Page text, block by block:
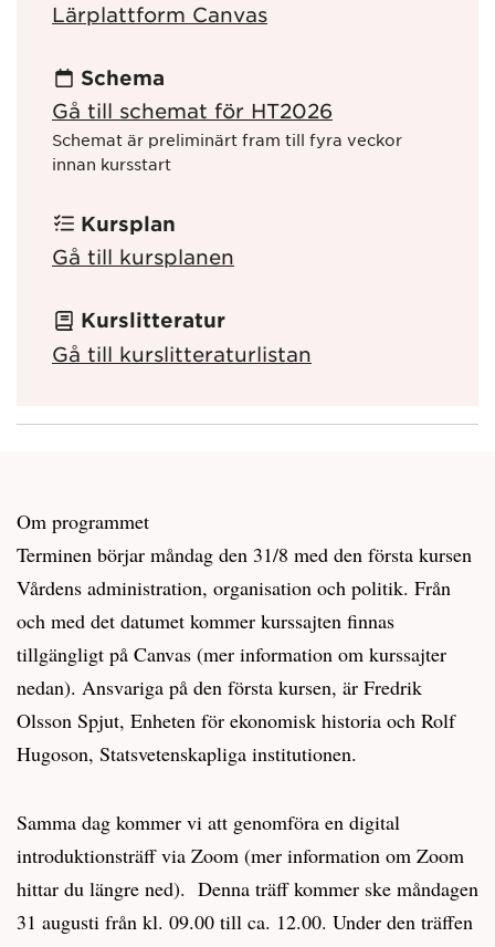
Lärplattform Canvas
Schema
Gå till schemat för HT2026
Schemat är preliminärt fram till fyra veckor
innan kursstart
Kursplan
Gå till kursplanen
Kurslitteratur
Gå till kurslitteraturlistan
Om programmet
Terminen börjar måndag den 31/8 med den första kursen
Vårdens administration, organisation och politik. Från
och med det datumet kommer kurssajten finnas
tillgängligt på Canvas (mer information om kurssajter
nedan). Ansvariga på den första kursen, är Fredrik
Olsson Spjut, Enheten för ekonomisk historia och Rolf
Hugoson, Statsvetenskapliga institutionen.
Samma dag kommer vi att genomföra en digital
introduktionsträff via Zoom (mer information om Zoom
hittar du längre ned). Denna träff kommer ske måndagen
31 augusti från kl. 09.00 till ca. 12.00. Under den träffen